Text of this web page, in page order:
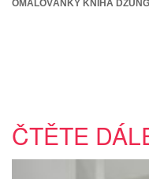
OMALOVÁNKY KNIHA
ČTĚTE